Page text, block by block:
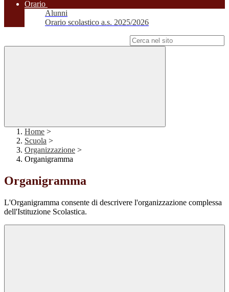
Orario
Alunni
Orario scolastico a.s. 2025/2026
Home >
Scuola >
Organizzazione >
Organigramma
Organigramma
L'Organigramma consente di descrivere l'organizzazione complessa
dell'Istituzione Scolastica.